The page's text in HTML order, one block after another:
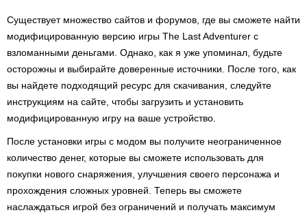
Существует множество сайтов и форумов, где вы сможете найти
модифицированную версию игры The Last Adventurer с
взломанными деньгами. Однако, как я уже упоминал, будьте
осторожны и выбирайте доверенные источники. После того, как
вы найдете подходящий ресурс для скачивания, следуйте
инструкциям на сайте, чтобы загрузить и установить
модифицированную игру на ваше устройство.
После установки игры с модом вы получите неограниченное
количество денег, которые вы сможете использовать для
покупки нового снаряжения, улучшения своего персонажа и
прохождения сложных уровней. Теперь вы сможете
наслаждаться игрой без ограничений и получать максимум